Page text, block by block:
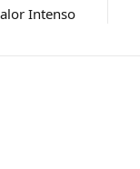
Intenso